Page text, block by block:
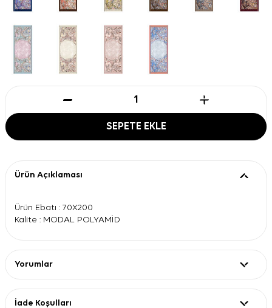
SEPETE EKLE
Ürün Açıklaması
Ürün Ebatı : 70X200
Kalite : MODAL POLYAMİD
Yorumlar
İade Koşulları